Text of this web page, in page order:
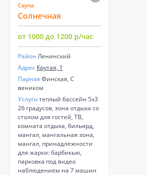
Сауна
Солнечная
от 1000 до 1200 р/час
Район Ленинский
Адрес Крутая, 1
Парная Финская, С
веником
Услуги теплый бассейн 5х3
26 градусов, зона отдыха со
столом для гостей, ТВ,
комната отдыха, бильярд,
мангал, мангальная зона,
мангал, принадлежности
для жарки: барбикью,
парковка под видео
наблюдением на 7 машин